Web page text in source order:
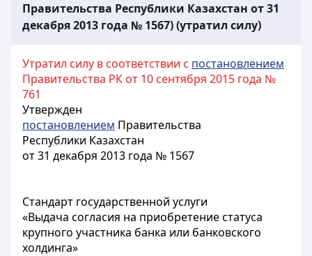
Правительства Республики Казахстан от 31
декабря 2013 года № 1567) (утратил силу)
Утратил силу в соответствии с постановлением
Правительства РК от 10 сентября 2015 года №
761
Утвержден
постановлением Правительства
Республики Казахстан
от 31 декабря 2013 года № 1567
Стандарт государственной услуги
«Выдача согласия на приобретение статуса
крупного участника банка или банковского
холдинга»